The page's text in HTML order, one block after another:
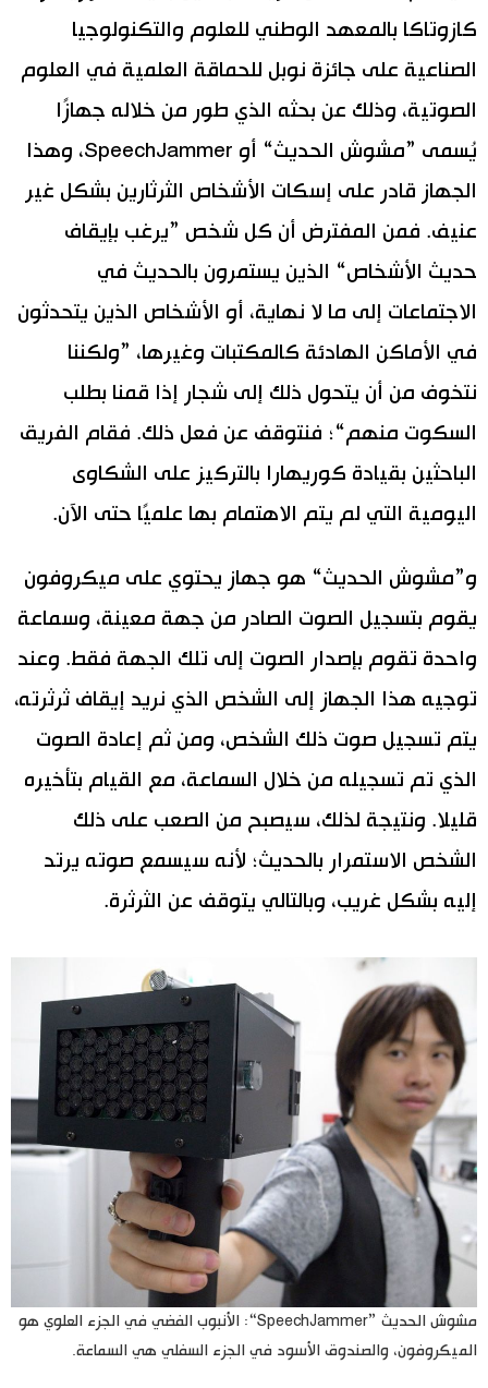
كازوتاكا بالمعهد الوطني للعلوم والتكنولوجيا
الصناعية على جائزة نوبل للحماقة العلمية في العلوم
الصوتية، وذلك عن بحثه الذي طور من خلاله جهازًا
يُسمى ”مشوش الحديث“ أو SpeechJammer، وهذا
الجهاز قادر على إسكات الأشخاص الثرثارين بشكل غير
عنيف. فمن المفترض أن كل شخص ”يرغب بإيقاف
حديث الأشخاص“ الذين يستمرون بالحديث في
الاجتماعات إلى ما لا نهاية، أو الأشخاص الذين يتحدثون
في الأماكن الهادئة كالمكتبات وغيرها، ”ولكننا
نتخوف من أن يتحول ذلك إلى شجار إذا قمنا بطلب
السكوت منهم“؛ فنتوقف عن فعل ذلك. فقام الفريق
الباحثين بقيادة كوريهارا بالتركيز على الشكاوى
اليومية التي لم يتم الاهتمام بها علميًا حتى الآن.
و”مشوش الحديث“ هو جهاز يحتوي على ميكروفون
يقوم بتسجيل الصوت الصادر من جهة معينة، وسماعة
واحدة تقوم بإصدار الصوت إلى تلك الجهة فقط. وعند
توجيه هذا الجهاز إلى الشخص الذي نريد إيقاف ثرثرته،
يتم تسجيل صوت ذلك الشخص، ومن ثم إعادة الصوت
الذي تم تسجيله من خلال السماعة، مع القيام بتأخيره
قليلا. ونتيجة لذلك، سيصبح من الصعب على ذلك
الشخص الاستمرار بالحديث؛ لأنه سيسمع صوته يرتد
إليه بشكل غريب، وبالتالي يتوقف عن الثرثرة.
مشوش الحديث ”SpeechJammer“: الأنبوب الفضي في الجزء العلوي هو
الميكروفون، والصندوق الأسود في الجزء السفلي هي السماعة.